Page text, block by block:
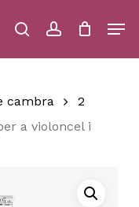
searchaccount
Close
cambra
2
a violoncel i
Menu